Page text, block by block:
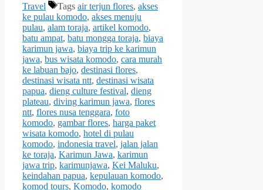
Travel
Tags air terjun flores, akses
ke pulau komodo, akses menuju
pulau, alam toraja, artikel komodo,
batu ampat, batu mongga toraja, biaya
karimun jawa, biaya trip ke karimun
jawa, bus wisata komodo, cara murah
ke labuan bajo, destinasi flores,
destinasi wisata ntt, destinasi wisata
papua, dieng culture festival, dieng
plateau, diving karimun jawa, flores
ntt, flores nusa tenggara, foto
komodo, gambar flores, harga paket
wisata komodo, hotel di pulau
komodo, indonesia travel, jalan jalan
ke toraja, Karimun Jawa, karimun
jawa trip, karimunjawa, Kei Maluku,
keindahan papua, kepulauan komodo,
komod tours, Komodo, komodo